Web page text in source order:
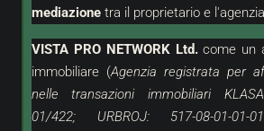
mediazionetra il proprietario e
VISTA PRO NETWORK Ltd.come un
immobiliare (Agenzia registrata per
nelle transazioni immobiliari
01/422; URBROJ: 517-08-01-01-